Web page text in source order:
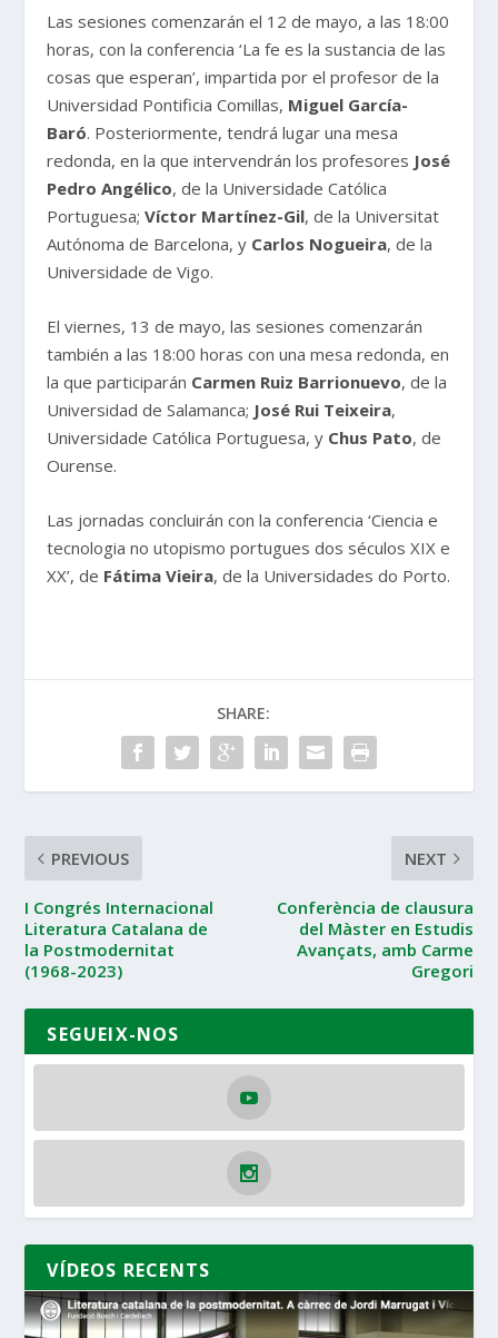
Las sesiones comenzarán el 12 de mayo, a las 18:00
horas, con la conferencia ‘La fe es la sustancia de las
cosas que esperan’, impartida por el profesor de la
Universidad Pontificia Comillas, Miguel García-
Baró. Posteriormente, tendrá lugar una mesa
redonda, en la que intervendrán los profesores José
Pedro Angélico, de la Universidade Católica
Portuguesa;Víctor Martínez-Gil, de la Universitat
Autónoma de Barcelona, y Carlos Nogueira, de la
Universidade de Vigo.
El viernes, 13 de mayo, las sesiones comenzarán
también a las 18:00 horas con una mesa redonda, en
la que participarán Carmen Ruiz Barrionuevo, de la
Universidad de Salamanca; José Rui Teixeira,
Universidade Católica Portuguesa, y Chus Pato, de
Ourense.
Las jornadas concluirán con la conferencia ‘Ciencia e
tecnologia no utopismo portugues dos séculos XIX e
XX’, de Fátima Vieira, de la Universidades do Porto.
SHARE:
PREVIOUS
I Congrés Internacional
Literatura Catalana de
la Postmodernitat
(1968-2023)
NEXT
Conferència de clausura
del Màster en Estudis
Avançats, amb Carme
Gregori
SEGUEIX-NOS
VÍDEOS RECENTS